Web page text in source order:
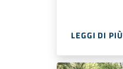
LEGGI DI PIÙ